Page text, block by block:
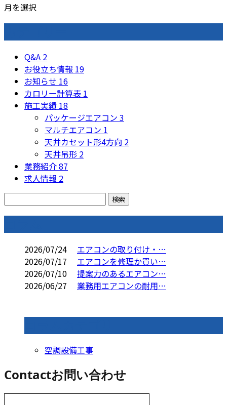
月を選択
Q&A 2
お役立ち情報 19
お知らせ 16
カロリー計算表 1
施工実績 18
パッケージエアコン 3
マルチエアコン 1
天井カセット形4方向 2
天井吊形 2
業務紹介87
求人情報 2
2026/07/24
エアコンの取り付け・…
2026/07/17
エアコンを修理か買い…
2026/07/10
提案力のあるエアコン…
2026/06/27
業務用エアコンの耐用…
空調設備工事
Contactお問い合わせ